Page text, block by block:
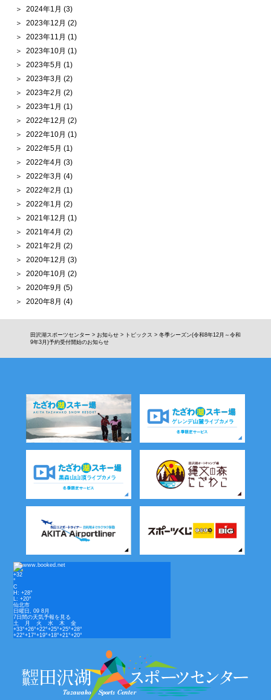
2024年1月(3)
2023年12月(2)
2023年11月(1)
2023年10月(1)
2023年5月(1)
2023年3月(2)
2023年2月(2)
2023年1月(1)
2022年12月(2)
2022年10月(1)
2022年5月(1)
2022年4月(3)
2022年3月(4)
2022年2月(1)
2022年1月(2)
2021年12月(1)
2021年4月(2)
2021年2月(2)
2020年12月(3)
2020年10月(2)
2020年9月(5)
2020年8月(4)
田沢湖スポーツセンター > お知らせ > トピックス > 冬季シーズン(令和8年12月～令和
9年3月)予約受付開始のお知らせ
+32
°
C
H:+28°
L:+20°
仙北市
日曜日, 09 8月
7日間の天気予報を見る
土
月 火 水 木
金
+33°+26°+22°+25°+25°+28°
+22°+17°+19°+18°+21°+20°